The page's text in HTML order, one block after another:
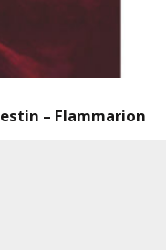
– Flammarion